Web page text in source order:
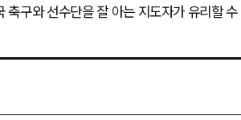
구와 선수단을 잘 아는 지도자가 유리할